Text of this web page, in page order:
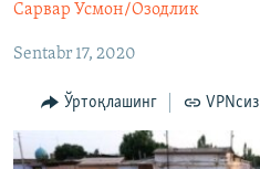
Озодлик бошқа тилларда
Сарвар Усмон/Озодлик
Sentabr 17, 2020
Ўртоқлашинг